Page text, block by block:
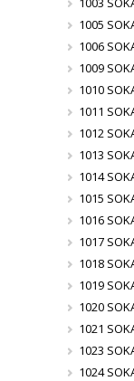
1005
1006
1009
1010
1011
1012
1013
1014
1015
1016
1017
1018
1019
1020
1021
1023
1024